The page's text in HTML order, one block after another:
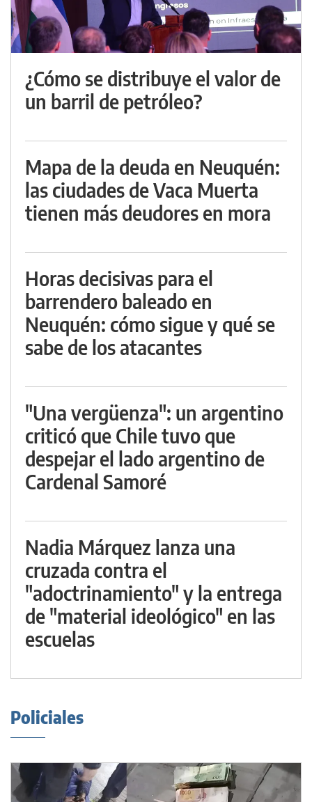
¿Cómo se distribuye el valor de
un barril de petróleo?
Mapa de la deuda en Neuquén:
las ciudades de Vaca Muerta
tienen más deudores en mora
Horas decisivas para el
barrendero baleado en
Neuquén: cómo sigue y qué se
sabe de los atacantes
"Una vergüenza": un argentino
criticó que Chile tuvo que
despejar el lado argentino de
Cardenal Samoré
Nadia Márquez lanza una
cruzada contra el
"adoctrinamiento" y la entrega
de "material ideológico" en las
escuelas
Policiales